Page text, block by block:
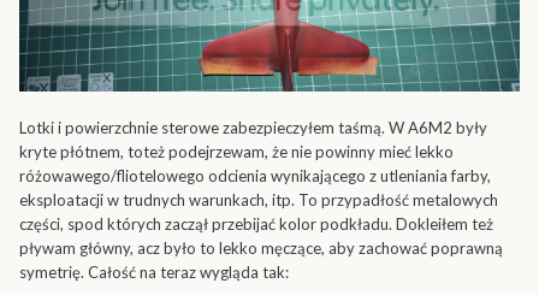
Lotki i powierzchnie sterowe zabezpieczyłem taśmą. W A6M2 były
kryte płótnem, toteż podejrzewam, że nie powinny mieć lekko
różowawego/fliotelowego odcienia wynikającego z utleniania farby,
eksploatacji w trudnych warunkach, itp. To przypadłość metalowych
części, spod których zaczął przebijać kolor podkładu. Dokleiłem też
pływam główny, acz było to lekko męczące, aby zachować poprawną
symetrię. Całość na teraz wygląda tak: